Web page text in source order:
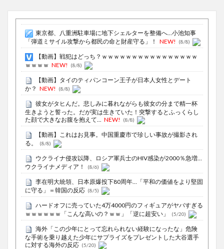
東京都、八重洲駐車場に地下シェルターを整備へ…小池知事
「弾道ミサイル攻撃から都民の命と財産守る」！
NEW! (8/8)
【動画】戦犯はどっち？ｗｗｗｗｗｗｗｗｗｗｗｗｗｗｗｗ
ｗｗｗｗ NEW! (8/8)
【動画】タイのティパンコーン王子が日本人女性とデート
か？ NEW! (8/8)
彼女がタヒんだ。悲しみに暮れながらも彼女の分まで精一杯
生きようと誓った。だが実は生きていた！突撃するとふっくらし
た顔で大きなお腹を抱えて... NEW! (8/8)
【動画】これはお見事。中国重慶市で珍しい事故が撮影され
る。
(8/8)
ウクライナ侵攻以降、ロシア軍兵士のHIV感染が2000％急増…
ウクライナメディア！
(8/6)
李在明大統領、日本原爆投下80周年…「平和の価値をより堅固
に守る」＝韓国の反応 (8/5)
ハードオフに売っていた4万4000円のフィギュアがヤバすぎる
ｗｗｗｗｗｗ「こんな高いの？ｗｗ」「逆に超安い」
(5/20)
海外「この少年にとって忘れられない経験になったな」危険
な手術を乗り越えた少年にサプライズをプレゼントした大谷選手
に対する海外の反応 (5/20)